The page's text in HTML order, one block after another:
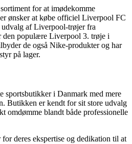
for at imødekomme
ønsker at købe officiel Liverpool FC
udvalg af Liverpool-trøjer fra
den populære Liverpool 3. trøje i
de også Nike-produkter og har
på lager.
sportsbutikker i Danmark med mere
Butikken er kendt for sit store udvalg
omdømme blandt både professionelle
deres ekspertise og dedikation til at